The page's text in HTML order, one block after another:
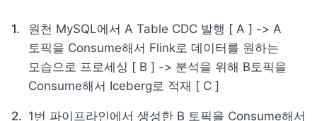
원천 MySQL에서 A Table CDC 발행 [ A ] -> A
토픽을 Consume해서 Flink로 데이터를 원하는
모습으로 프로세싱 [ B ] -> 분석을 위해 B토픽을
Consume해서 Iceberg로 적재 [ C ]
1번 파이프라인에서 생성한 B 토픽을 Consume해서